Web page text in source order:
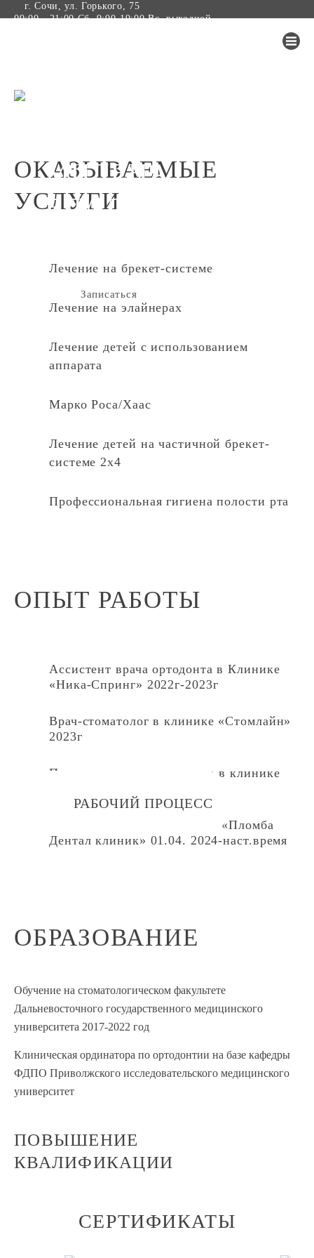
г. Сочи, ул. Горького, 75
09:00 - 21:00 Сб. 9:00-19:00 Вс. выходной
МИЛЕНА
ВЛАДИМИРОВНА
ортодонт
Записаться
ОКАЗЫВАЕМЫЕ
УСЛУГИ
Лечение на брекет-системе
Лечение на элайнерах
Лечение детей с использованием
аппарата
Марко Роса/Хаас
Лечение детей на частичной брекет-
системе 2х4
Профессиональная гигиена полости рта
ОПЫТ РАБОТЫ
Ассистент врача ортодонта в Клинике
«Ника-Спринг» 2022г-2023г
Врач-стоматолог в клинике «Стомлайн»
2023г
Помощник врача ортодонта в клинике
Врач стоматолог ортодонт в «Пломба
Дентал клиник» 01.04. 2024-наст.время
РАБОЧИЙ ПРОЦЕСС
ОБРАЗОВАНИЕ
Обучение на стоматологическом факультете
Дальневосточного государственного медицинского
университета 2017-2022 год
Клиническая ординатора по ортодонтии на базе кафедры
ФДПО Приволжского исследовательского медицинского
университет
ПОВЫШЕНИЕ
КВАЛИФИКАЦИИ
СЕРТИФИКАТЫ